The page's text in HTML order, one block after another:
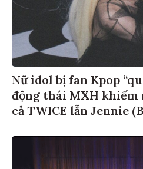
Nữ idol bị fan Kpop
động thái MXH khiếm
cả TWICE lẫn Jennie